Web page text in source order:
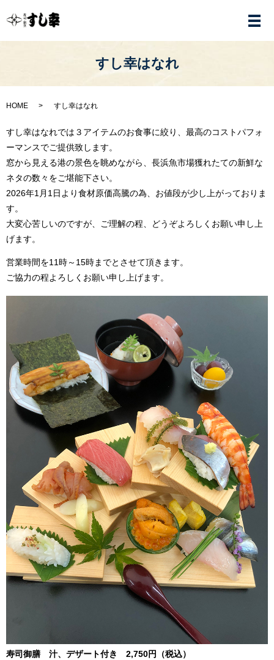
メ
すし幸はなれ
HOME すし幸はなれ
すし幸はなれでは３アイテムのお食事に絞り、最高のコストパフォ
ーマンスでご提供致します。
窓から見える港の景色を眺めながら、長浜魚市場獲れたての新鮮な
ネタの数々をご堪能下さい。
2026年1月1日より食材原価高騰の為、お値段が少し上がっておりま
す。
大変心苦しいのですが、ご理解の程、どうぞよろしくお願い申し上
げます。
営業時間を11時～15時までとさせて頂きます。
ご協力の程よろしくお願い申し上げます。
寿司御膳 汁、デザート付き 2,750円（税込）